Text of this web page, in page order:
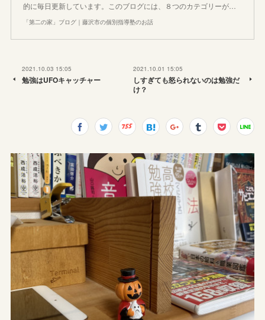
的に毎日更新しています。このブログには、８つのカテゴリーが…
「第二の家」ブログ｜藤沢市の個別指導塾のお話
2021.10.03 15:05
勉強はUFOキャッチャー
2021.10.01 15:05
しすぎても怒られないのは勉強だ
け？